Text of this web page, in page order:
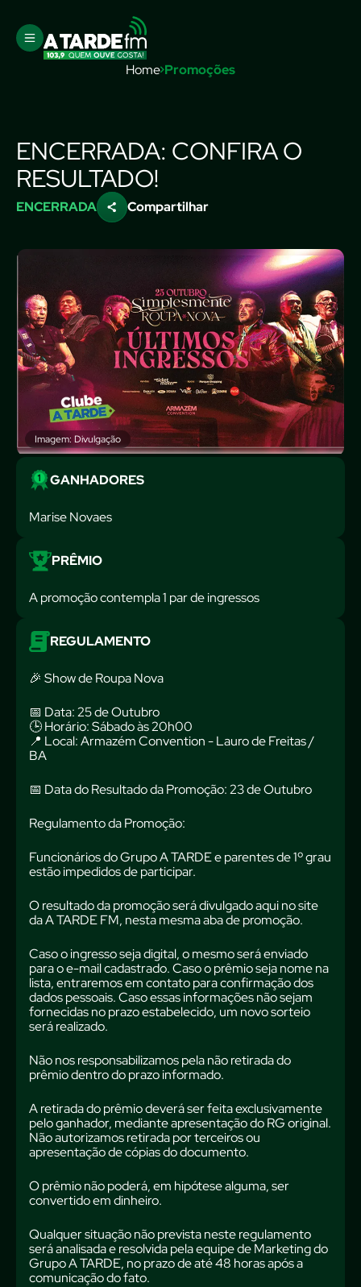
Home Promoções
ENCERRADA: CONFIRA O
RESULTADO!
ENCERRADA Compartilhar
Imagem: Divulgação
GANHADORES
Marise Novaes
PRÊMIO
A promoção contempla 1 par de ingressos
REGULAMENTO
🎉 Show de Roupa Nova
📅 Data: 25 de Outubro
🕒 Horário: Sábado às 20h00
📍 Local: Armazém Convention - Lauro de Freitas /
BA
📅 Data do Resultado da Promoção: 23 de Outubro
Regulamento da Promoção:
Funcionários do Grupo A TARDE e parentes de 1º grau
estão impedidos de participar.
O resultado da promoção será divulgado aqui no site
da A TARDE FM, nesta mesma aba de promoção.
Caso o ingresso seja digital, o mesmo será enviado
para o e-mail cadastrado. Caso o prêmio seja nome na
lista, entraremos em contato para confirmação dos
dados pessoais. Caso essas informações não sejam
fornecidas no prazo estabelecido, um novo sorteio
será realizado.
Não nos responsabilizamos pela não retirada do
prêmio dentro do prazo informado.
A retirada do prêmio deverá ser feita exclusivamente
pelo ganhador, mediante apresentação do RG original.
Não autorizamos retirada por terceiros ou
apresentação de cópias do documento.
O prêmio não poderá, em hipótese alguma, ser
convertido em dinheiro.
Qualquer situação não prevista neste regulamento
será analisada e resolvida pela equipe de Marketing do
Grupo A TARDE, no prazo de até 48 horas após a
comunicação do fato.